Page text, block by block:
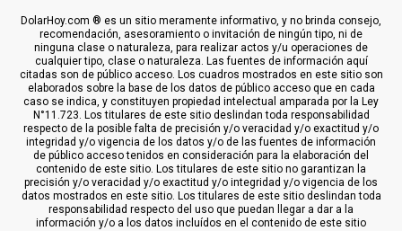
DolarHoy.com ® es un sitio meramente informativo, y no brinda consejo,
recomendación, asesoramiento o invitación de ningún tipo, ni de
ninguna clase o naturaleza, para realizar actos y/u operaciones de
cualquier tipo, clase o naturaleza. Las fuentes de información aquí
citadas son de público acceso. Los cuadros mostrados en este sitio son
elaborados sobre la base de los datos de público acceso que en cada
caso se indica, y constituyen propiedad intelectual amparada por la Ley
N°11.723. Los titulares de este sitio deslindan toda responsabilidad
respecto de la posible falta de precisión y/o veracidad y/o exactitud y/o
integridad y/o vigencia de los datos y/o de las fuentes de información
de público acceso tenidos en consideración para la elaboración del
contenido de este sitio. Los titulares de este sitio no garantizan la
precisión y/o veracidad y/o exactitud y/o integridad y/o vigencia de los
datos mostrados en este sitio. Los titulares de este sitio deslindan toda
responsabilidad respecto del uso que puedan llegar a dar a la
información y/o a los datos incluídos en el contenido de este sitio